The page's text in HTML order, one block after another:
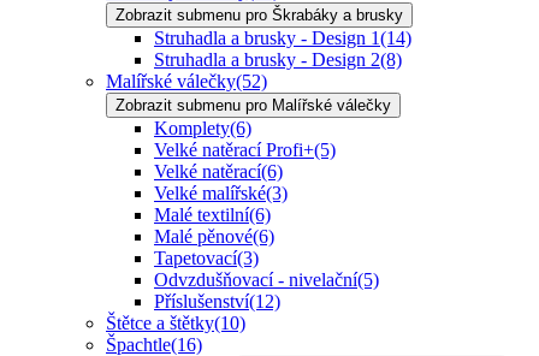
Zobrazit submenu pro Škrabáky a brusky
Struhadla a brusky - Design 1(14)
Struhadla a brusky - Design 2(8)
Malířské válečky(52)
Zobrazit submenu pro Malířské válečky
Komplety(6)
Velké natěrací Profi+(5)
Velké natěrací(6)
Velké malířské(3)
Malé textilní(6)
Malé pěnové(6)
Tapetovací(3)
Odvzdušňovací - nivelační(5)
Příslušenství(12)
Štětce a štětky(10)
Špachtle(16)